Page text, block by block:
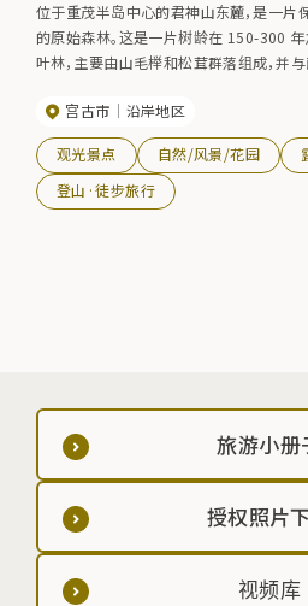
位于重茂半岛中心的君神山东麓，是一片
的原始森林。这是一片树龄在 150-300
叶林，主要由山毛榉和松茸群落组成，并
中最自然的森林。森林是许多动植物的家
"山毛榉-铃竹群落 "是日本唯一代表太平
型的原始森林。因此，与以山毛榉和千岛竹
而闻名的白神山相比，代表日本海沿岸冷
显得意义非凡了。 2024 年，受 19 号台风影响，公园一度
宫古市 沿岸地区
观光景点 自然/风景/花园
登山·徒步旅行
旅游小册
授权照片
视频库